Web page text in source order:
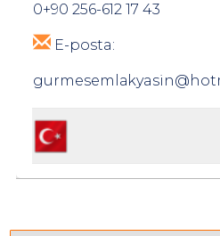
0+90 256-612 17 43
E-posta: